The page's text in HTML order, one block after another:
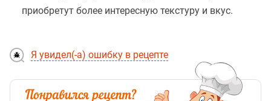
приобретут более интересную текстуру и вкус.
Я увидел(-а) ошибку в рецепте